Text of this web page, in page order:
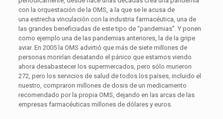
con la orquestación de la OMS, a la que se le acusa de
una estrecha vinculación con la industria farmacéutica, una de
las grandes beneficiadas de este tipo de “pandemias”. Y ponen
como ejemplo una de las pandemias anteriores, la de la gripe
aviar. En 2005 la OMS advirtió que más de siete millones de
personas morirían desatando el pánico que estamos viendo
ahora desabastecer los supermercados, pero sólo murieron
272, pero los servicios de salud de todos los países, incluido el
nuestro, compraron millones de dosis de un medicamento
recomendado por la propia OMS, dejando en las arcas de las
empresas farmacéuticas millones de dólares y euros.